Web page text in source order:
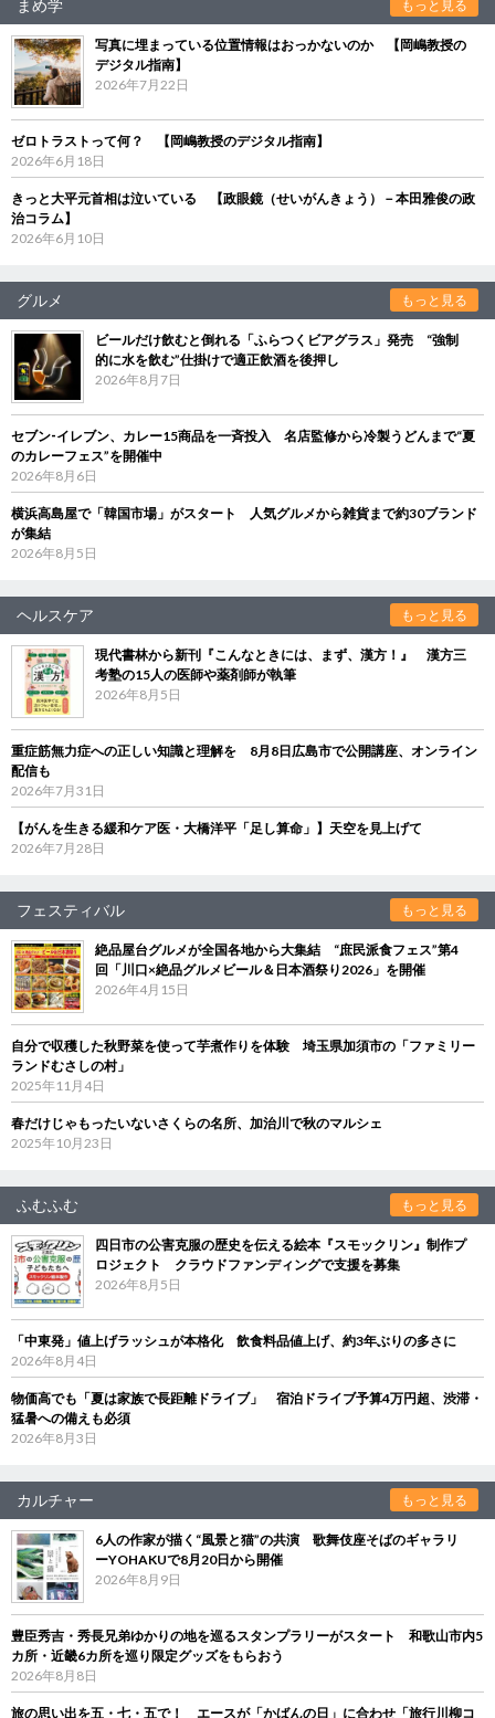
まめ学 もっと見る
写真に埋まっている位置情報はおっかないのか 【岡嶋教授の
デジタル指南】
2026年7月22日
ゼロトラストって何？ 【岡嶋教授のデジタル指南】
2026年6月18日
きっと大平元首相は泣いている 【政眼鏡（せいがんきょう）－本田雅俊の政
治コラム】
2026年6月10日
グルメ もっと見る
ビールだけ飲むと倒れる「ふらつくビアグラス」発売 “強制
的に水を飲む”仕掛けで適正飲酒を後押し
2026年8月7日
セブン‐イレブン、カレー15商品を一斉投入 名店監修から冷製うどんまで“夏
のカレーフェス”を開催中
2026年8月6日
横浜高島屋で「韓国市場」がスタート 人気グルメから雑貨まで約30ブランド
が集結
2026年8月5日
ヘルスケア もっと見る
現代書林から新刊『こんなときには、まず、漢方！』 漢方三
考塾の15人の医師や薬剤師が執筆
2026年8月5日
重症筋無力症への正しい知識と理解を 8月8日広島市で公開講座、オンライン
配信も
2026年7月31日
【がんを生きる緩和ケア医・大橋洋平「足し算命」】天空を見上げて
2026年7月28日
フェスティバル もっと見る
絶品屋台グルメが全国各地から大集結 “庶民派食フェス”第4
回「川口×絶品グルメビール＆日本酒祭り2026」を開催
2026年4月15日
自分で収穫した秋野菜を使って芋煮作りを体験 埼玉県加須市の「ファミリー
ランドむさしの村」
2025年11月4日
春だけじゃもったいないさくらの名所、加治川で秋のマルシェ
2025年10月23日
ふむふむ もっと見る
四日市の公害克服の歴史を伝える絵本『スモックリン』制作プ
ロジェクト クラウドファンディングで支援を募集
2026年8月5日
「中東発」値上げラッシュが本格化 飲食料品値上げ、約3年ぶりの多さに
2026年8月4日
物価高でも「夏は家族で長距離ドライブ」 宿泊ドライブ予算4万円超、渋滞・
猛暑への備えも必須
2026年8月3日
カルチャー もっと見る
6人の作家が描く“風景と猫”の共演 歌舞伎座そばのギャラリ
ーYOHAKUで8月20日から開催
2026年8月9日
豊臣秀吉・秀長兄弟ゆかりの地を巡るスタンプラリーがスタート 和歌山市内5
カ所・近畿6カ所を巡り限定グッズをもらおう
2026年8月8日
旅の思い出を五・七・五で！ エースが「かばんの日」に合わせ「旅行川柳コ